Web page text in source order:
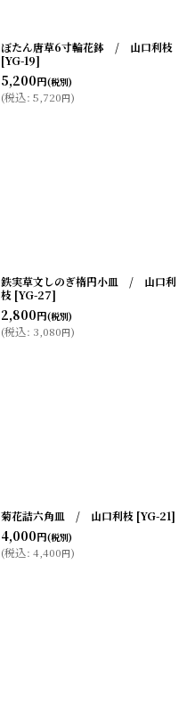
ぼたん唐草6寸輪花鉢 / 山口利枝
[YG-19]
5,200円(税別)
(税込: 5,720円)
鉄実草文しのぎ楕円小皿 / 山口利
枝 [YG-27]
2,800円(税別)
(税込: 3,080円)
菊花詰六角皿 / 山口利枝 [YG-21]
4,000円(税別)
(税込: 4,400円)